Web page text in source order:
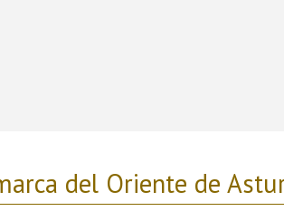
del Oriente de